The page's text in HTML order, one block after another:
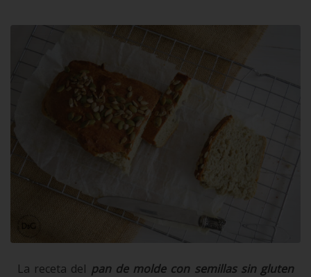
La receta del pan de molde con semillas sin gluten